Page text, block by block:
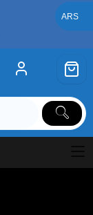
ARS